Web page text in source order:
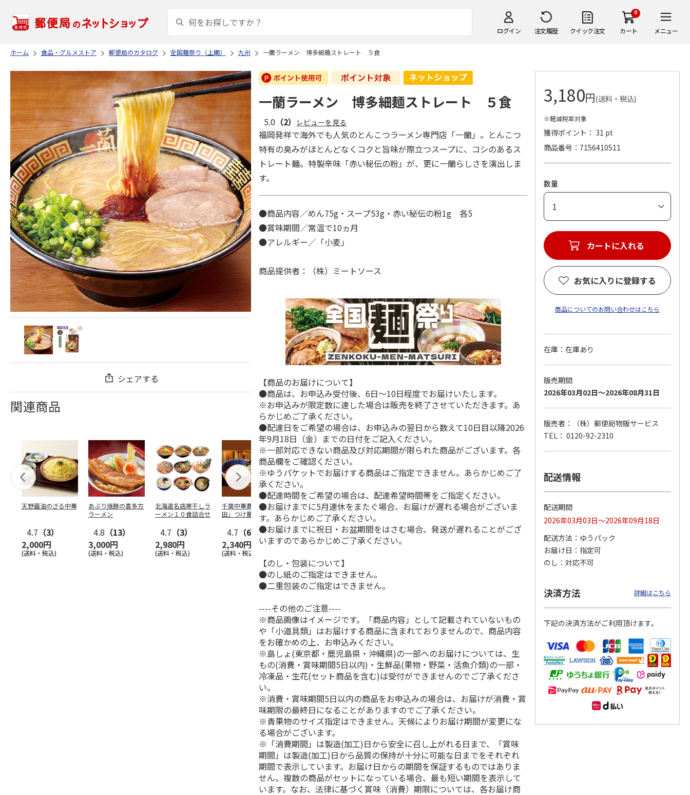
ログイン 注文履歴 クイック注文
0
カート メニュー
ホーム 食品・グルメストア 郵便局のカタログ 全国麺祭り（上期） 九州 一蘭ラーメン 博多細麺ストレート ５食
シェアする
関連商品
天野醤油のざる中華
4.7 （3）
2,000円
(送料・税込)
あぶり焼豚の喜多方
ラーメン
4.8 （13）
3,000円
(送料・税込)
北海道名店寒干しラ
ーメン１０食詰合せ
4.7 （3）
2,980円
(送料・税込)
千葉中華蕎麦「とみ
田」つけ麺４食
4.7 （6）
2,340円
(送料・税込)
＜ご自宅用＞喜多方
ラーメン味三昧温冷
セット １０食
5.0（1）
2,450円
山形発祥 栄屋本店
元祖冷しらーめん
４食
5.0（1）
1,440円
北海道名店の味ラー
5.0（2）
＜お中元＞喜多方ラ
4.0（2）
札幌西山ラーメン
4.7
（3）
1,950円
(送料・税込)
一蘭ラーメン 博多細麺ストレート ５食
5.0 （2） レビューを見る
福岡発祥で海外でも人気のとんこつラーメン専門店「一蘭」。とんこつ
特有の臭みがほとんどなくコクと旨味が際立つスープに、コシのあるス
トレート麺。特製辛味「赤い秘伝の粉」が、更に一蘭らしさを演出しま
す。
●商品内容／めん75g・スープ53g・赤い秘伝の粉1g 各5
●賞味期間／常温で10ヵ月
●アレルギー／「小麦」
商品提供者：（株）ミートソース
【商品のお届けについて】
●商品は、お申込み受付後、6日～10日程度でお届けいたします。
※お申込みが限定数に達した場合は販売を終了させていただきます。あ
らかじめご了承ください。
●配達日をご希望の場合は、お申込みの翌日から数えて10日目以降2026
年9月18日（金）までの日付をご記入ください。
※一部対応できない商品及び対応期間が限られた商品がございます。各
商品欄をご確認ください。
※ゆうパケットでお届けする商品はご指定できません。あらかじめご了
承ください。
●配達時間をご希望の場合は、配達希望時間帯をご指定ください。
●お届けまでに5月連休をまたぐ場合、お届けが遅れる場合がございま
す。あらかじめご了承ください。
●お届けまでに祝日・お盆期間をはさむ場合、発送が遅れることがござ
いますのであらかじめご了承ください。
【のし・包装について】
●のし紙のご指定はできません。
●二重包装のご指定はできません。
----その他のご注意----
※商品画像はイメージです。「商品内容」として記載されていないもの
や「小道具類」はお届けする商品に含まれておりませんので、商品内容
をお確かめの上、お申込みください。
※島しょ(東京都・鹿児島県・沖縄県)の一部へのお届けについては、生
もの(消費・賞味期間5日以内)・生鮮品(果物・野菜・活魚介類)の一部・
冷凍品・生花(セット商品を含む)は受付ができませんのでご了承くださ
い。
※消費・賞味期間5日以内の商品をお申込みの場合は、お届けが消費・賞
味期限の最終日になることがありますのでご了承ください。
※青果物のサイズ指定はできません。天候によりお届け期間が変更にな
る場合がございます。
※「消費期間」は製造(加工)日から安全に召し上がれる日まで、「賞味
期間」は製造(加工)日から品質の保持が十分に可能な日までをそれぞれ
期間で表示しています。お届け日からの期間を保証するものではありま
せん。複数の商品がセットになっている場合、最も短い期間を表示して
います。なお、法律に基づく賞味（消費）期限については、各お届け商
3,180円(送料・税込)
※軽減税率対象
獲得ポイント： 31 pt
商品番号
7156410511
数量
カートに入れる
お気に入りに登録する
商品についてのお問い合わせはこちら
在庫：在庫あり
販売期間
2026年03月02日～2026年08月31日
販売者：（株）郵便局物販サービス
TEL： 0120-92-2310
配送情報
配送期間
2026年03月03日～2026年09月18日
配送方法
ゆうパック
お届け日
指定可
のし
対応不可
決済方法 詳細はこちら
下記の決済方法がご利用頂けます。